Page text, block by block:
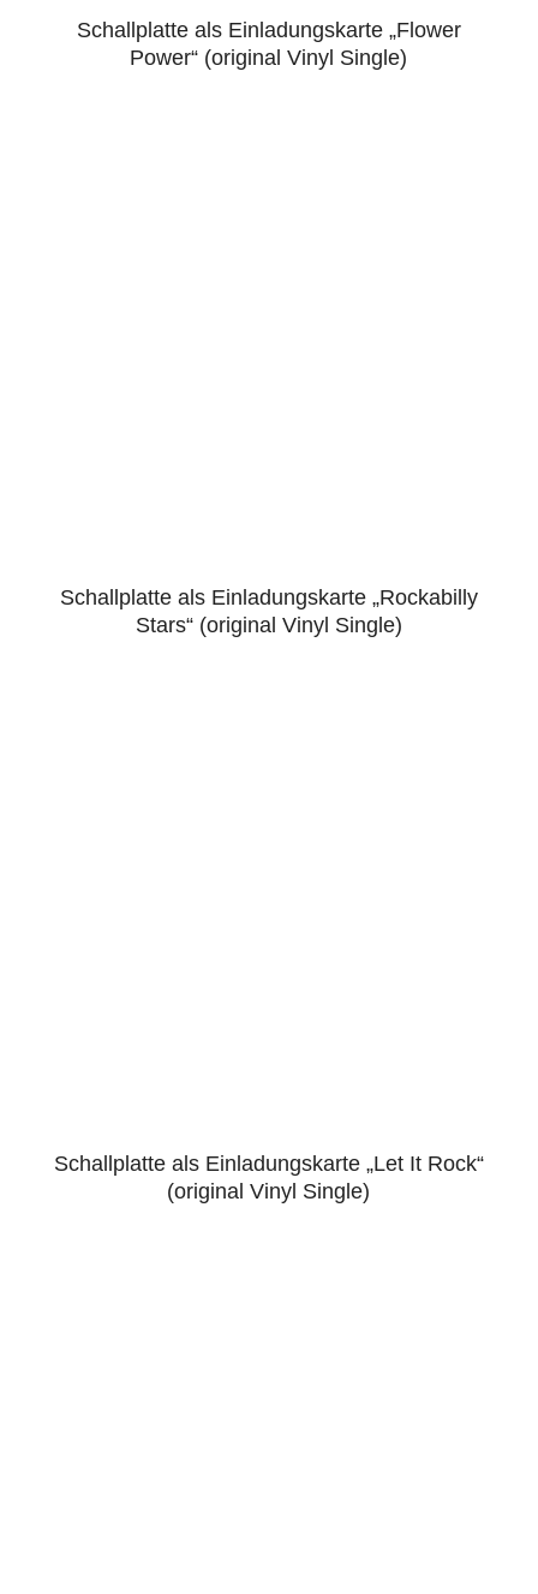
4.43
Schallplatte als Einladungskarte „Flower
Power“ (original Vinyl Single)
5.00
Schallplatte als Einladungskarte „Rockabilly
Stars“ (original Vinyl Single)
5.00
Schallplatte als Einladungskarte „Let It Rock“
(original Vinyl Single)